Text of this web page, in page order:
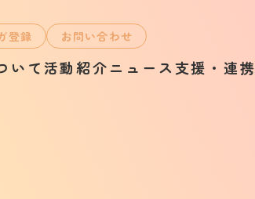
登録 お問い合わせ
いて活動紹介ニュース支援・連携